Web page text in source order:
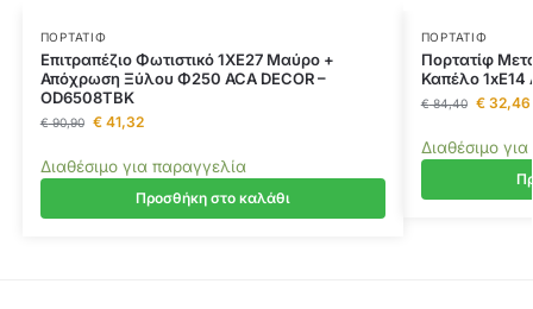
ΠΟΡΤΑΤΊΦ
Επιτραπέζιο Φωτιστικό 1ΧΕ27 Μαύρο +
Απόχρωση Ξύλου Φ250 ACA DECOR –
OD6508TBK
€90,90 €41,32
Διαθέσιμο για παραγγελία
Προσθήκη στο καλάθι
ΠΟΡΤΑΤΊΦ
Πορτατίφ
Καπέλο 1xE14
€84,40 €32,46
Διαθέσιμο